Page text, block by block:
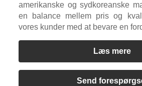
amerikanske og sydkoreanske
en balance mellem pris og
vores kunder med at bevare en
Læs mere
Send